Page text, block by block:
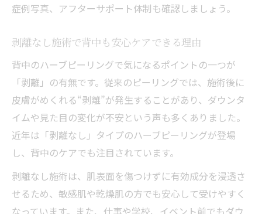
症例写真、アフターサポート体制も確認しましょう。
剥離なし施術で背中も安心ケアできる理由
背中のハーブピーリングで気になるポイントの一つが
「剥離」の有無です。従来のピーリングでは、施術後に
皮膚がめくれる“剥離”が発生することがあり、ダウンタ
イムや見た目の変化が不安という声も多くありました。
近年は「剥離なし」タイプのハーブピーリングが登場
し、背中のケアでも注目されています。
剥離なし施術は、肌表面を傷つけずに有効成分を浸透さ
せるため、敏感肌や乾燥肌の方でも安心して受けやすく
なっています。また、仕事や学校、イベント前でもダウ